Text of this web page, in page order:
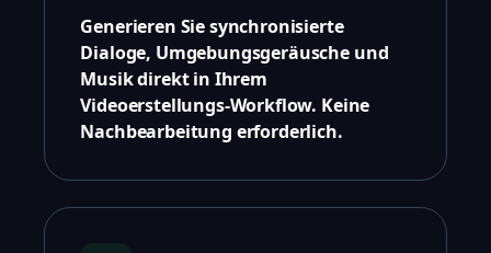
Generieren Sie synchronisierte
Dialoge, Umgebungsgeräusche und
Musik direkt in Ihrem
Videoerstellungs-Workflow. Keine
Nachbearbeitung erforderlich.